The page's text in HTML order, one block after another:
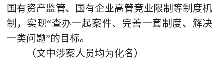
国有资产监管、国有企业高管竞业限制等制度机
制，实现“查办一起案件、完善一套制度、解决
一类问题”的目标。
（文中涉案人员均为化名）